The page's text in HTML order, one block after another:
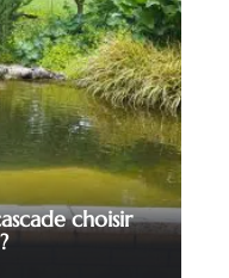
choisir